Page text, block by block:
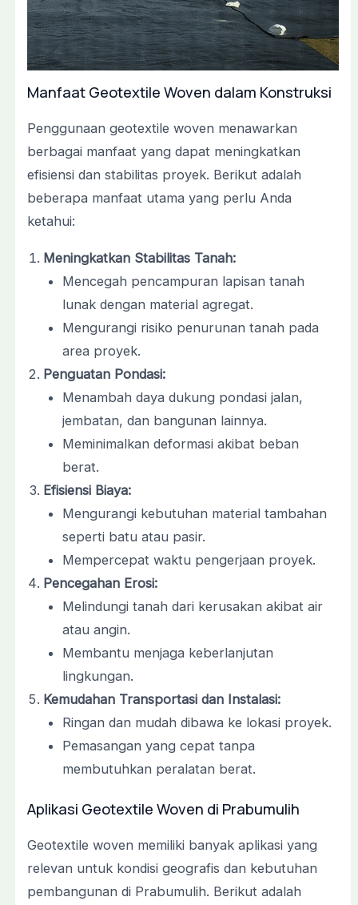
Manfaat Geotextile Woven dalam Konstruksi
Penggunaan geotextile woven menawarkan
berbagai manfaat yang dapat meningkatkan
efisiensi dan stabilitas proyek. Berikut adalah
beberapa manfaat utama yang perlu Anda
ketahui:
Meningkatkan Stabilitas Tanah:
Mencegah pencampuran lapisan tanah
lunak dengan material agregat.
Mengurangi risiko penurunan tanah pada
area proyek.
Penguatan Pondasi:
Menambah daya dukung pondasi jalan,
jembatan, dan bangunan lainnya.
Meminimalkan deformasi akibat beban
berat.
Efisiensi Biaya:
Mengurangi kebutuhan material tambahan
seperti batu atau pasir.
Mempercepat waktu pengerjaan proyek.
Pencegahan Erosi:
Melindungi tanah dari kerusakan akibat air
atau angin.
Membantu menjaga keberlanjutan
lingkungan.
Kemudahan Transportasi dan Instalasi:
Ringan dan mudah dibawa ke lokasi proyek.
Pemasangan yang cepat tanpa
membutuhkan peralatan berat.
Aplikasi Geotextile Woven di Prabumulih
Geotextile woven memiliki banyak aplikasi yang
relevan untuk kondisi geografis dan kebutuhan
pembangunan di Prabumulih. Berikut adalah